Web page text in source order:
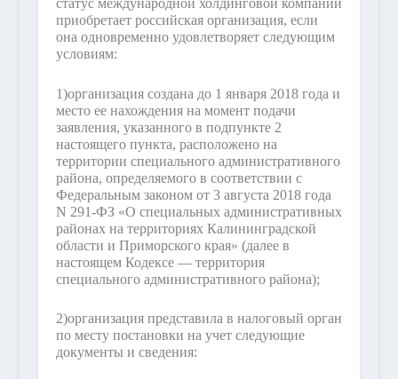
статус международной холдинговой компании
приобретает российская организация, если
она одновременно удовлетворяет следующим
условиям:
1)организация создана до 1 января 2018 года и
место ее нахождения на момент подачи
заявления, указанного в подпункте 2
настоящего пункта, расположено на
территории специального административного
района, определяемого в соответствии с
Федеральным законом от 3 августа 2018 года
N 291-ФЗ «О специальных административных
районах на территориях Калининградской
области и Приморского края» (далее в
настоящем Кодексе — территория
специального административного района);
2)организация представила в налоговый орган
по месту постановки на учет следующие
документы и сведения: